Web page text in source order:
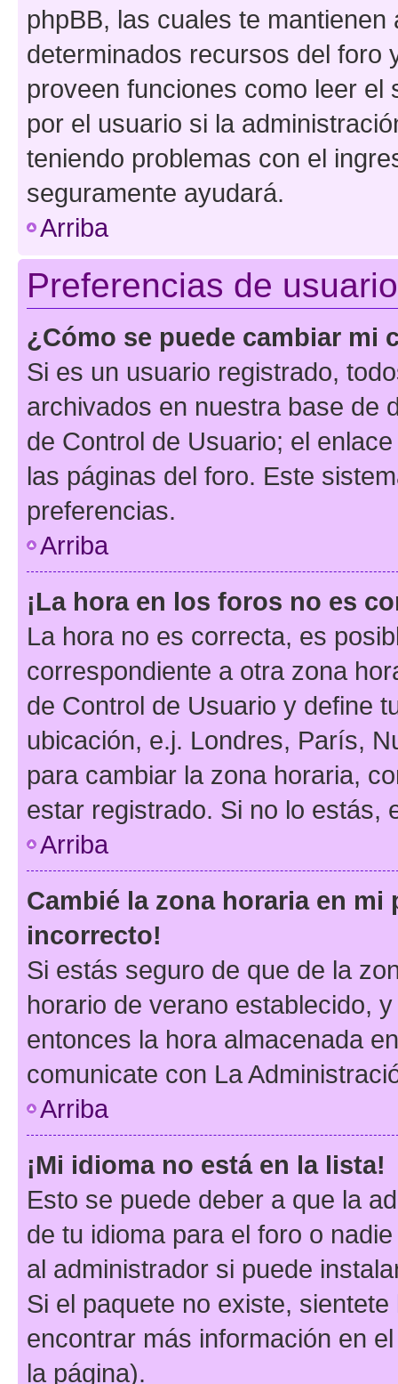
phpBB, las cuales te
determinados recursos del foro
proveen funciones como leer el
por el usuario si la
teniendo problemas con el
seguramente ayudará.
Arriba
Preferencias de
¿Cómo se puede cambiar mi
Si es un usuario registrado,
archivados en nuestra base de
de Control de Usuario; el
las páginas del foro. Este
preferencias.
Arriba
¡La hora en los foros no es
La hora no es correcta, es
correspondiente a otra zona
de Control de Usuario y define
ubicación, e.j. Londres, París,
para cambiar la zona horaria,
estar registrado. Si no lo estás,
Arriba
Cambié la zona horaria en
incorrecto!
Si estás seguro de que de la
horario de verano establecido,
entonces la hora almacenada
comunicate con La
Arriba
¡Mi idioma no está en la lista!
Esto se puede deber a que la
de tu idioma para el foro o
al administrador si puede
Si el paquete no existe,
encontrar más información en
la página).